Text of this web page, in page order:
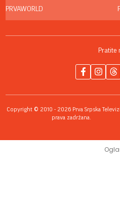
PRVAWORLD
Pratite
Copyright © 2010 - 2026 Prva Srpska
prava zadržana.